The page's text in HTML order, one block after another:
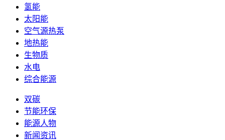
氢能
太阳能
空气源热泵
地热能
生物质
水电
综合能源
双碳
节能环保
能源人物
新闻资讯